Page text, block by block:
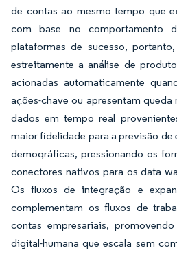
de contas ao mesmo tempo que
com base no comportamento
plataformas de sucesso,
estreitamente a análise de
acionadas automaticamente
ações-chave ou apresentam
dados em tempo real
maior fidelidade para a previsão de
demográficas, pressionando os
conectores nativos para os data
Os fluxos de integração e
complementam os fluxos de
contas empresariais,
digital-humana que escala sem